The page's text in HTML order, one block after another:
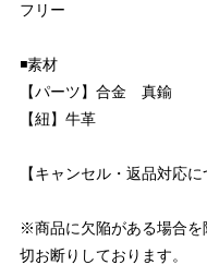
フリー
◾️素材
【パーツ】合金 真鍮
【紐】牛革
【キャンセル・返品対応に
※商品に欠陥がある場合を
切お断りしております。